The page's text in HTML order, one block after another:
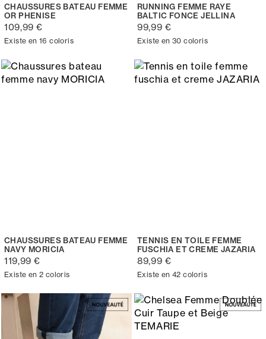
CHAUSSURES BATEAU FEMME
OR PHENISE
109,99 €
Existe en 16 coloris
RUNNING FEMME RAYE
BALTIC FONCE JELLINA
99,99 €
Existe en 30 coloris
CHAUSSURES BATEAU FEMME
NAVY MORICIA
119,99 €
Existe en 2 coloris
TENNIS EN TOILE FEMME
FUSCHIA ET CREME JAZARIA
89,99 €
Existe en 42 coloris